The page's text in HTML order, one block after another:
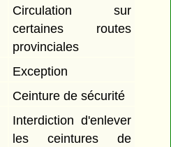
Circulation sur
certaines routes
provinciales
Exception
Ceinture de sécurité
Interdiction d'enlever
les ceintures de